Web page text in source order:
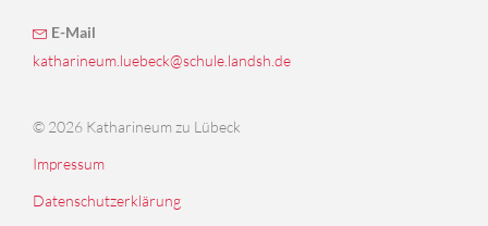
E-Mail
katharineum.luebeck@schule.landsh.de
© 2026 Katharineum zu Lübeck
Impressum
Datenschutzerklärung